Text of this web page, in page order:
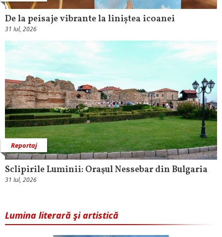
De la peisaje vibrante la liniștea icoanei
31 Iul, 2026
Reportaj
Sclipirile Luminii: Oraşul Nessebar din Bulgaria
31 Iul, 2026
Lumina literară şi artistică